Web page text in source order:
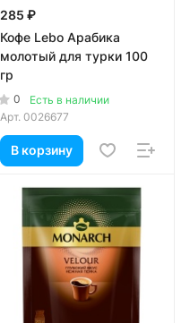
285 ₽
Кофе Lebo Арабика
молотый для турки 100
гр
0
Есть в наличии
Арт. 0026677
В корзину